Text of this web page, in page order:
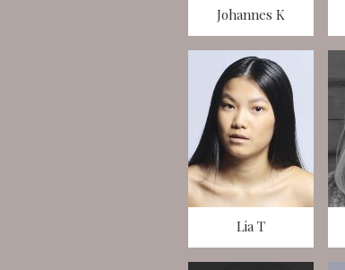
Johannes K
Lia T